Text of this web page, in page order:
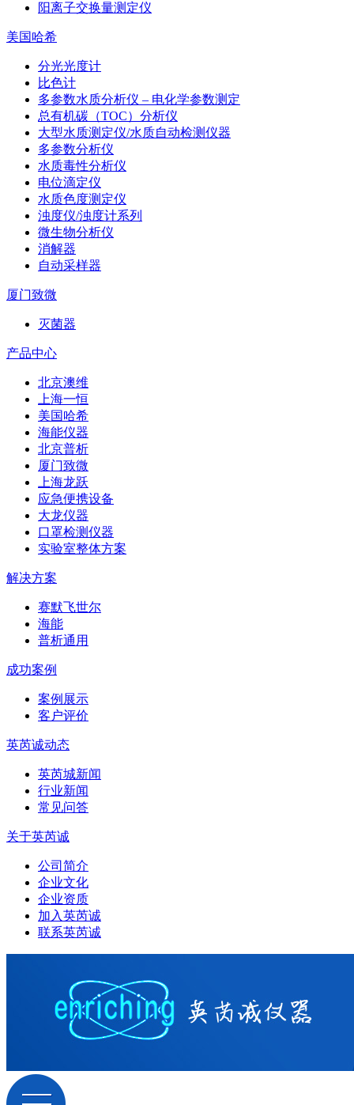
阳离子交换量测定仪
美国哈希
分光光度计
比色计
多参数水质分析仪 – 电化学参数测定
总有机碳（TOC）分析仪
大型水质测定仪/水质自动检测仪器
多参数分析仪
水质毒性分析仪
电位滴定仪
水质色度测定仪
浊度仪/浊度计系列
微生物分析仪
消解器
自动采样器
厦门致微
灭菌器
产品中心
北京澳维
上海一恒
美国哈希
海能仪器
北京普析
厦门致微
上海龙跃
应急便携设备
大龙仪器
口罩检测仪器
实验室整体方案
解决方案
赛默飞世尔
海能
普析通用
成功案例
案例展示
客户评价
英芮诚动态
英芮城新闻
行业新闻
常见问答
关于英芮诚
公司简介
企业文化
企业资质
加入英芮诚
联系英芮诚